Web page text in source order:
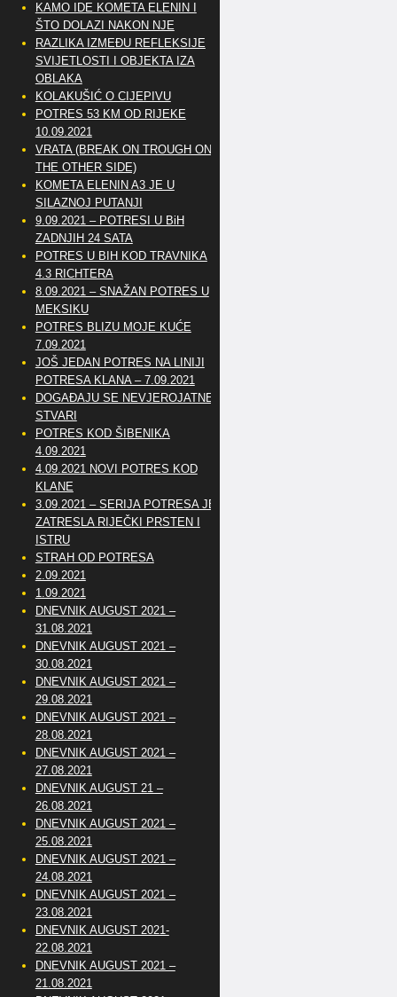
KAMO IDE KOMETA ELENIN I
ŠTO DOLAZI NAKON NJE
RAZLIKA IZMEĐU REFLEKSIJE
SVIJETLOSTI I OBJEKTA IZA
OBLAKA
KOLAKUŠIĆ O CIJEPIVU
POTRES 53 KM OD RIJEKE
10.09.2021
VRATA (BREAK ON TROUGH ON
THE OTHER SIDE)
KOMETA ELENIN A3 JE U
SILAZNOJ PUTANJI
9.09.2021 – POTRESI U BiH
ZADNJIH 24 SATA
POTRES U BIH KOD TRAVNIKA
4.3 RICHTERA
8.09.2021 – SNAŽAN POTRES U
MEKSIKU
POTRES BLIZU MOJE KUĆE
7.09.2021
JOŠ JEDAN POTRES NA LINIJI
POTRESA KLANA – 7.09.2021
DOGAĐAJU SE NEVJEROJATNE
STVARI
POTRES KOD ŠIBENIKA
4.09.2021
4.09.2021 NOVI POTRES KOD
KLANE
3.09.2021 – SERIJA POTRESA JE
ZATRESLA RIJEČKI PRSTEN I
ISTRU
STRAH OD POTRESA
2.09.2021
1.09.2021
DNEVNIK AUGUST 2021 –
31.08.2021
DNEVNIK AUGUST 2021 –
30.08.2021
DNEVNIK AUGUST 2021 –
29.08.2021
DNEVNIK AUGUST 2021 –
28.08.2021
DNEVNIK AUGUST 2021 –
27.08.2021
DNEVNIK AUGUST 21 –
26.08.2021
DNEVNIK AUGUST 2021 –
25.08.2021
DNEVNIK AUGUST 2021 –
24.08.2021
DNEVNIK AUGUST 2021 –
23.08.2021
DNEVNIK AUGUST 2021-
22.08.2021
DNEVNIK AUGUST 2021 –
21.08.2021